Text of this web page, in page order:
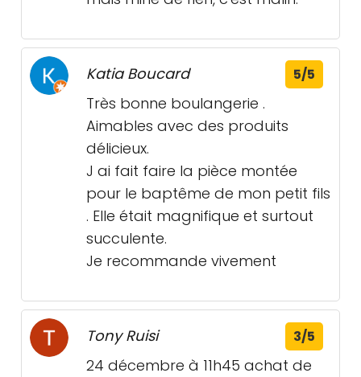
Katia Boucard 5/5
Très bonne boulangerie .
Aimables avec des produits
délicieux.
J ai fait faire la pièce montée
pour le baptême de mon petit fils
. Elle était magnifique et surtout
succulente.
Je recommande vivement
Tony Ruisi 3/5
24 décembre à 11h45 achat de